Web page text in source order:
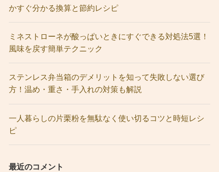
かすぐ分かる換算と節約レシピ
ミネストローネが酸っぱいときにすぐできる対処法5選！
風味を戻す簡単テクニック
ステンレス弁当箱のデメリットを知って失敗しない選び
方！温め・重さ・手入れの対策も解説
一人暮らしの片栗粉を無駄なく使い切るコツと時短レシ
ピ
最近のコメント